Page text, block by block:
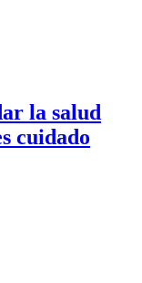
la salud
cuidado